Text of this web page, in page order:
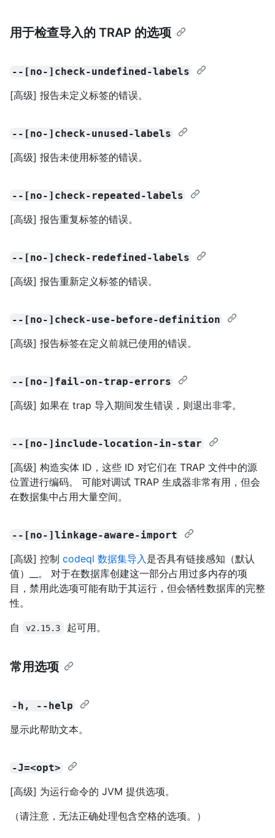
用于检查导入的 TRAP 的选项
--[no-]check-undefined-labels
[高级] 报告未定义标签的错误。
--[no-]check-unused-labels
[高级] 报告未使用标签的错误。
--[no-]check-repeated-labels
[高级] 报告重复标签的错误。
--[no-]check-redefined-labels
[高级] 报告重新定义标签的错误。
--[no-]check-use-before-definition
[高级] 报告标签在定义前就已使用的错误。
--[no-]fail-on-trap-errors
[高级] 如果在 trap 导入期间发生错误，则退出非零。
--[no-]include-location-in-star
[高级] 构造实体 ID，这些 ID 对它们在 TRAP 文件中的源
位置进行编码。 可能对调试 TRAP 生成器非常有用，但会
在数据集中占用大量空间。
--[no-]linkage-aware-import
[高级] 控制 codeql 数据集导入 是否具有链接感知（默认
值）__。 对于在数据库创建这一部分占用过多内存的项
目，禁用此选项可能有助于其运行，但会牺牲数据库的完整
性。
自
v2.15.3 起可用。
常用选项
-h, --help
显示此帮助文本。
-J=<opt>
[高级] 为运行命令的 JVM 提供选项。
（请注意，无法正确处理包含空格的选项。）